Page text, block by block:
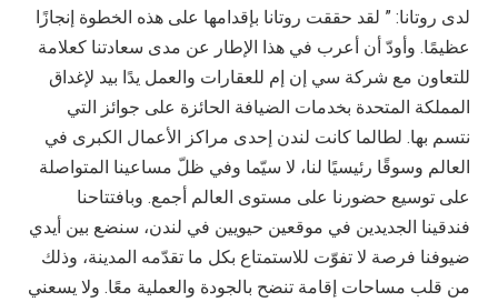
لدى روتانا: ” لقد حققت روتانا بإقدامها على هذه الخطوة إنجازًا
عظيمًا. وأودّ أن أعرب في هذا الإطار عن مدى سعادتنا كعلامة
للتعاون مع شركة سي إن إم للعقارات والعمل يدًا بيد لإغداق
المملكة المتحدة بخدمات الضيافة الحائزة على جوائز التي
نتسم بها. لطالما كانت لندن إحدى مراكز الأعمال الكبرى في
العالم وسوقًا رئيسيًا لنا، لا سيّما وفي ظلّ مساعينا المتواصلة
على توسيع حضورنا على مستوى العالم أجمع. وبافتتاحنا
فندقينا الجديدين في موقعين حيويين في لندن، سنضع بين أيدي
ضيوفنا فرصة لا تفوّت للاستمتاع بكل ما تقدّمه المدينة، وذلك
من قلب مساحات إقامة تنضح بالجودة والعملية معًا. ولا يسعني